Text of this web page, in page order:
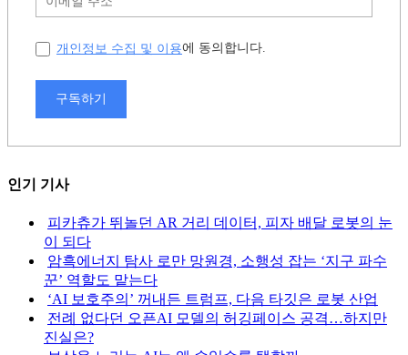
개인정보 수집 및 이용에 동의합니다.
구독하기
인기 기사
피카츄가 뛰놀던 AR 거리 데이터, 피자 배달 로봇의 눈
이 되다
암흑에너지 탐사 로만 망원경, 소행성 잡는 ‘지구 파수
꾼’ 역할도 맡는다
‘AI 보호주의’ 꺼내든 트럼프, 다음 타깃은 로봇 산업
전례 없다던 오픈AI 모델의 허깅페이스 공격…하지만
진실은?